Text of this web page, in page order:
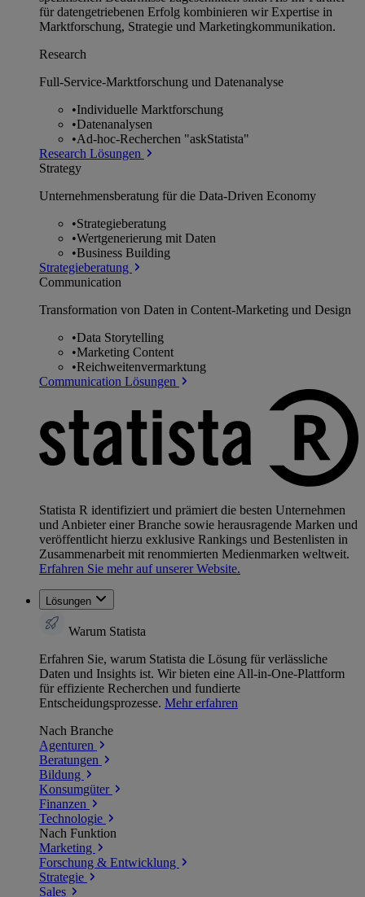
für datengetriebenen Erfolg kombinieren wir Expertise in
Marktforschung, Strategie und Marketingkommunikation.
Research
Full-Service-Marktforschung und Datenanalyse
•Individuelle Marktforschung
•Datenanalysen
•Ad-hoc-Recherchen "askStatista"
Research Lösungen
Strategy
Unternehmens­beratung für die Data-Driven Economy
•Strategieberatung
•Wertgenerierung mit Daten
•Business Building
Strategieberatung
Communication
Transformation von Daten in Content-Marketing und Design
•Data Storytelling
•Marketing Content
•Reichweitenvermarktung
Communication Lösungen
Statista R identifiziert und prämiert die besten Unternehmen
und Anbieter einer Branche sowie herausragende Marken und
veröffentlicht hierzu exklusive Rankings und Bestenlisten in
Zusammenarbeit mit renommierten Medienmarken weltweit.
Erfahren Sie mehr auf unserer Website.
Lösungen
Warum Statista
Erfahren Sie, warum Statista die Lösung für verlässliche
Daten und Insights ist. Wir bieten eine All-in-One-Plattform
für effiziente Recherchen und fundierte
Entscheidungsprozesse. Mehr erfahren
Nach Branche
Agenturen
Beratungen
Bildung
Konsumgüter
Finanzen
Technologie
Nach Funktion
Marketing
Forschung & Entwicklung
Strategie
Sales